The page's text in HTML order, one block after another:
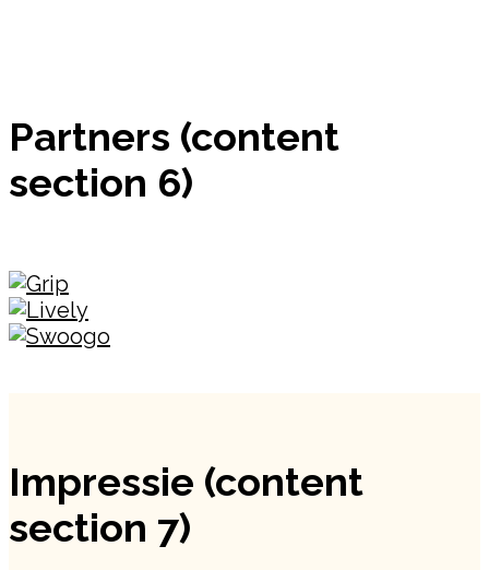
Partners (content
section 6)
Impressie (content
section 7)